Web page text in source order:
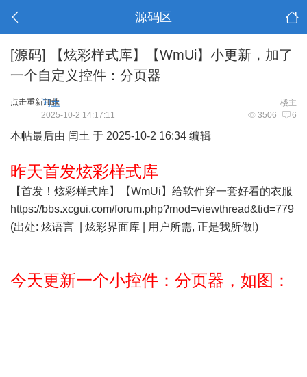
源码区
[源码]
【炫彩样式库】【WmUi】小更新，加了
一个自定义控件：分页器
点击重新加载 楼主
闰土
3506 6
2025-10-2 14:17:11
本帖最后由 闰土 于 2025-10-2 16:34 编辑
昨天首发炫彩样式库
【首发！炫彩样式库】【WmUi】给软件穿一套好看的衣服
https://bbs.xcgui.com/forum.php?mod=viewthread&tid=779
(出处: 炫语言 | 炫彩界面库 | 用户所需, 正是我所做!)
今天更新一个小控件：分页器，如图：